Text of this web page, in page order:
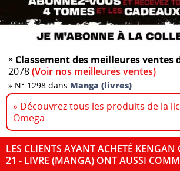
» Classement des meilleures ventes
2078(Voir nos meilleures ventes)
» N° 1298 dans Manga (livres)
» Découvrez tous les produits de la
Omega
LES CLIENTS AYANT ACHETÉ
21 - LIVRE (MANGA) ONT AUSSI